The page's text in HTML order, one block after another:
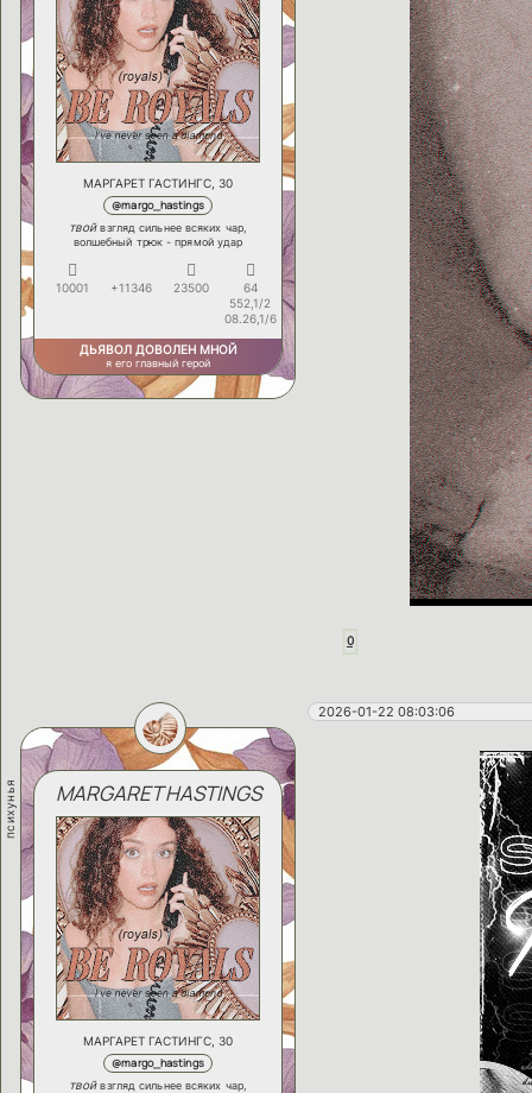
МАРГАРЕТ ГАСТИНГС, 30
@margo_hastings
твойвзгляд сильнее всяких чар,
волшебный трюк - прямой удар
10001 +11346 23500
64
552,1/2
08.26,1/6
ДЬЯВОЛ ДОВОЛЕН МНОЙ
я его главный герой
0
2026-01-22 08:03:06
психунья MARGARET HASTINGS
МАРГАРЕТ ГАСТИНГС, 30
@margo_hastings
твойвзгляд сильнее всяких чар,